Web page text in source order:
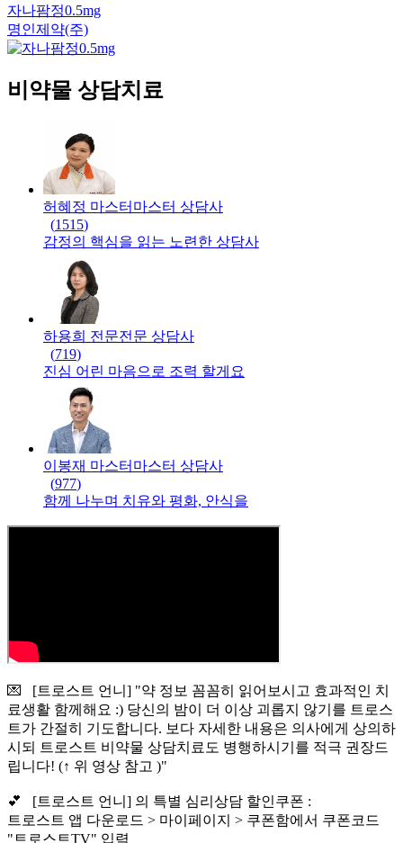
자나팜정0.5mg
명인제약(주)
비약물 상담치료
허혜정 마스터 마스터 상담사
(1515)
감정의 핵심을 읽는 노련한 상담사
하용희 전문전문 상담사
(719)
진심 어린 마음으로 조력 할게요
이봉재 마스터 마스터 상담사
(977)
함께 나누며 치유와 평화, 안식을
💌 [트로스트 언니] "약 정보 꼼꼼히 읽어보시고 효과적인 치
료생활 함께해요 :) 당신의 밤이 더 이상 괴롭지 않기를 트로스
트가 간절히 기도합니다. 보다 자세한 내용은 의사에게 상의하
시되 트로스트 비약물 상담치료도 병행하시기를 적극 권장드
립니다! (↑ 위 영상 참고 )"
💕 [트로스트 언니] 의 특별 심리상담 할인쿠폰 :
트로스트 앱 다운로드 > 마이페이지 > 쿠폰함에서 쿠폰코드
"트로스트TV" 입력